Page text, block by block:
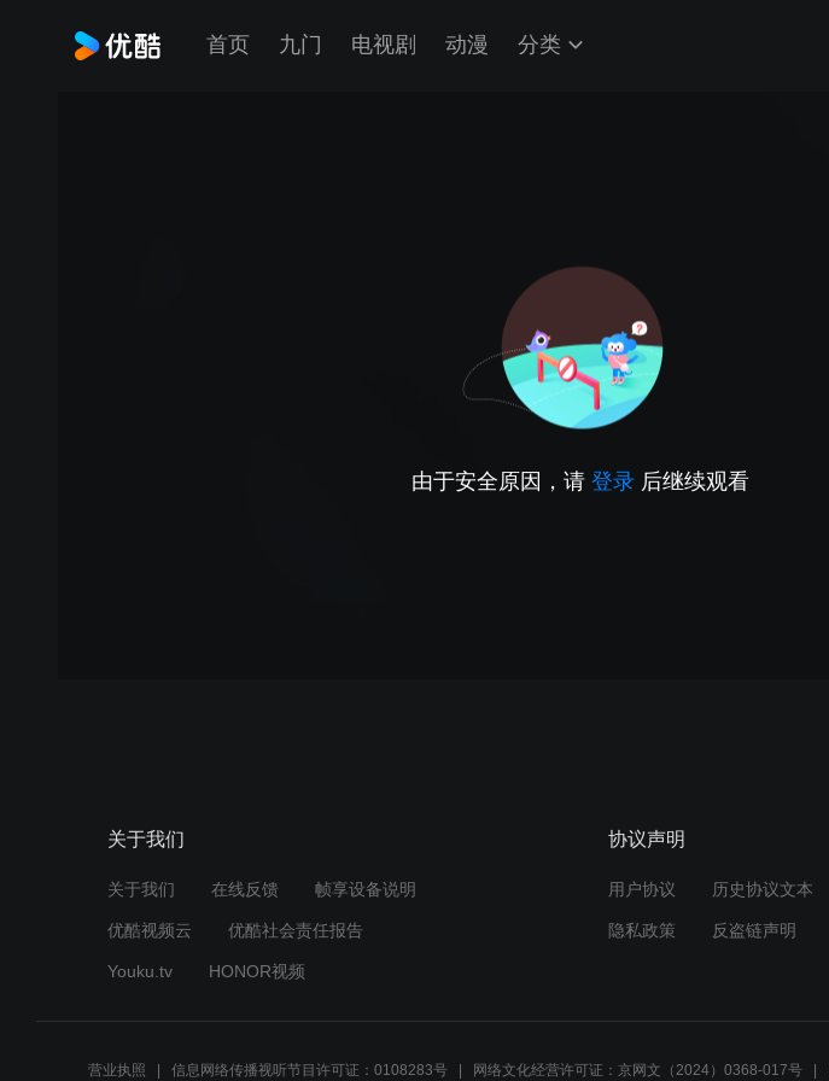
首页 九门 电视剧 动漫 分类
由于安全原因，请 登录 后继续观看
关于我们
关于我们 在线反馈 帧享设备说明
优酷视频云 优酷社会责任报告
Youku.tv HONOR视频
协议声明
用户协议 历史协议文本
隐私政策 反盗链声明
营业执照 信息网络传播视听节目许可证：0108283号 网络文化经营许可证：京网文（2024）0368-017号